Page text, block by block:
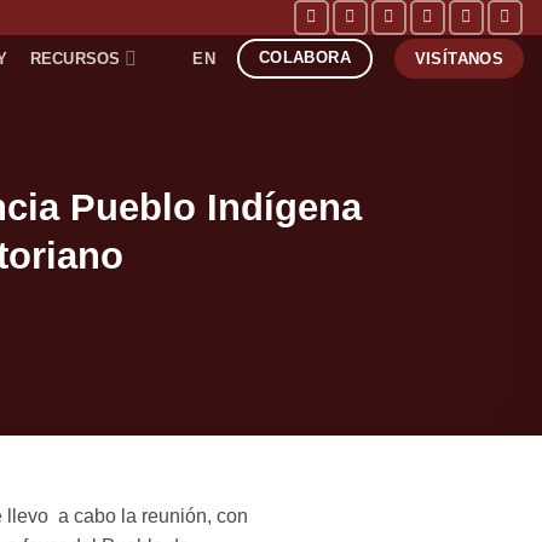
RECURSOS EN COLABORA VISÍTANOS
Pueblo Indígena
llevo a cabo la reunión, con